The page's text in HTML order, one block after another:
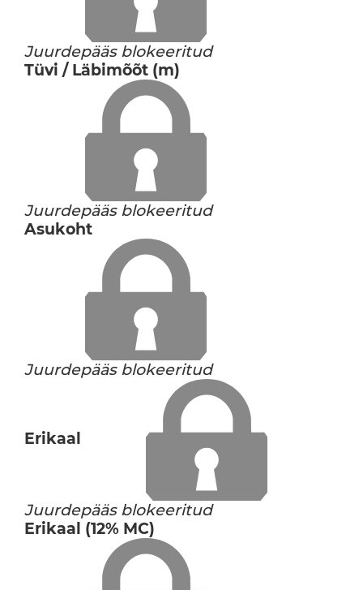
Juurdepääs blokeeritud
Tüvi / Läbimõõt (m)
Juurdepääs blokeeritud
Asukoht
Juurdepääs blokeeritud
Erikaal
Juurdepääs blokeeritud
Erikaal (12% MC)